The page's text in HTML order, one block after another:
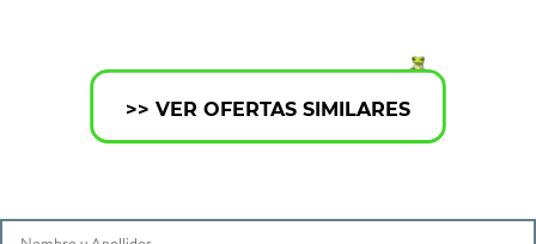
>> VER OFERTAS SIMILARES